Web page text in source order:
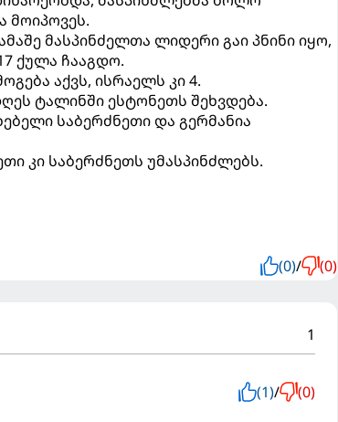
მოიპოვეს.
მასპინძელთა ლიდერი გაი პნინი იყო,
ქულა ჩააგდო.
აქვს, ისრაელს კი 4.
ტალინში ესტონეთს შეხვდება.
საბერძნეთი და გერმანია
კი საბერძნეთს უმასპინძლებს.
(0)/ (0)
1
(1)/ (0)